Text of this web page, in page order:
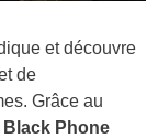
et découvre
de
Grâce au
Black Phone